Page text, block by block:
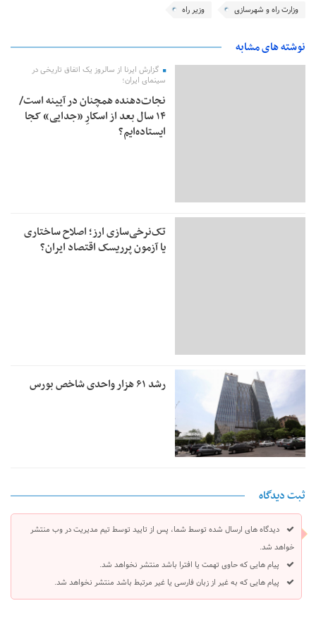
وزارت راه و شهرسازی وزیر راه
نوشته های مشابه
گزارش ایرنا از سالروز یک اتفاق تاریخی در
سینمای ایران؛
نجات‌دهنده‌ همچنان در آیینه است/
۱۴ سال بعد از اسکارِ «جدایی» کجا
ایستاده‌ایم؟
تک‌نرخی‌سازی ارز؛ اصلاح ساختاری
یا آزمون پرریسک اقتصاد ایران؟
رشد ۶۱ هزار واحدی شاخص بورس
ثبت دیدگاه
دیدگاه های ارسال شده توسط شما، پس از تایید توسط تیم مدیریت در وب منتشر
خواهد شد.
پیام هایی که حاوی تهمت یا افترا باشد منتشر نخواهد شد.
پیام هایی که به غیر از زبان فارسی یا غیر مرتبط باشد منتشر نخواهد شد.